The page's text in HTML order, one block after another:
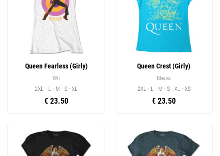
Queen Fearless (Girly)
Wit
2XL · L · M · S · XL
€ 23.50
Queen Crest (Girly)
Blauw
2XL · L · M · S · XL · XS
€ 23.50